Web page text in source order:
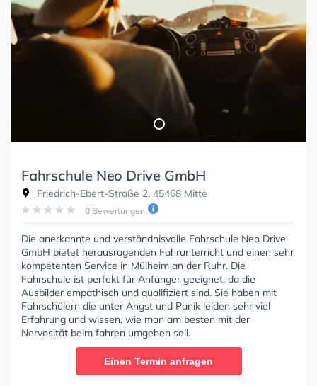
Fahrschule Neo Drive GmbH
Friedrich-Ebert-Straße 2, 45468 Mitte
0 Bewertungen
Die anerkannte und verständnisvolle Fahrschule Neo Drive
GmbH bietet herausragenden Fahrunterricht und einen sehr
kompetenten Service in Mülheim an der Ruhr. Die
Fahrschule ist perfekt für Anfänger geeignet, da die
Ausbilder empathisch und qualifiziert sind. Sie haben mit
Fahrschülern die unter Angst und Panik leiden sehr viel
Erfahrung und wissen, wie man am besten mit der
Nervosität beim fahren umgehen soll.
Einen Termin anfragen